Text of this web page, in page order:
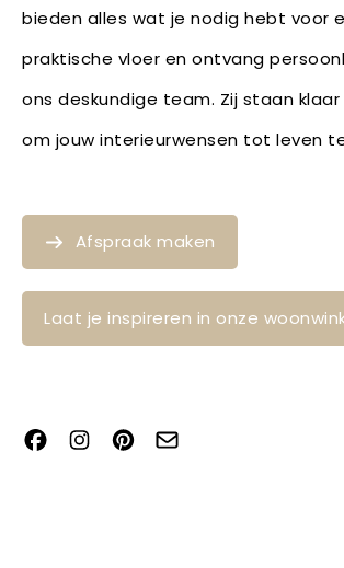
bieden alles wat je nodig hebt voor
praktische vloer en ontvang
ons deskundige team. Zij staan klaar
om jouw interieurwensen tot leven
Afspraak maken
Laat je inspireren in onze